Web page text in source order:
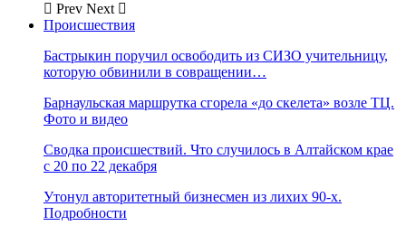
Prev Next
Происшествия
Бастрыкин поручил освободить из СИЗО учительницу,
которую обвинили в совращении…
Барнаульская маршрутка сгорела «до скелета» возле ТЦ.
Фото и видео
Сводка происшествий. Что случилось в Алтайском крае
с 20 по 22 декабря
Утонул авторитетный бизнесмен из лихих 90-х.
Подробности